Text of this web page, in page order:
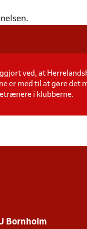
ved, at
er med til at gøre det
i klubberne.
Bornholm